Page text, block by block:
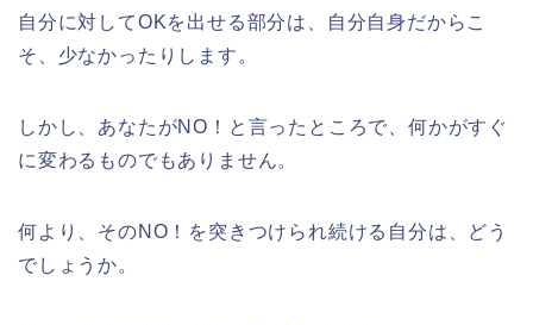
自分に対してOKを出せる部分は、自分自身だからこ
そ、少なかったりします。
しかし、あなたがNO！と言ったところで、何かがすぐ
に変わるものでもありません。
何より、そのNO！を突きつけられ続ける自分は、どう
でしょうか。